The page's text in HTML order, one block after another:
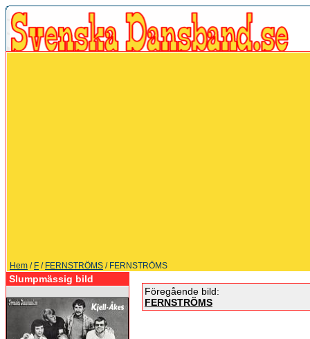
Hem / F / FERNSTRÖMS / FERNSTRÖMS
Slumpmässig bild
Föregående bild:
FERNSTRÖMS